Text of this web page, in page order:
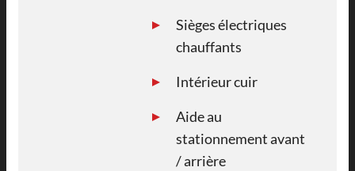
Sièges électriques
chauffants
Intérieur cuir
Aide au
stationnement avant
/ arrière